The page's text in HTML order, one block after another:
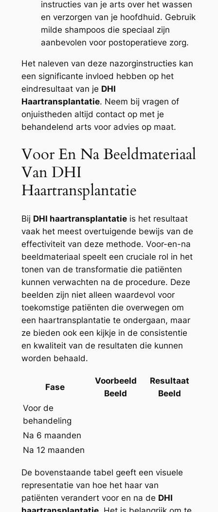
instructies van je arts over het wassen
en verzorgen van je hoofdhuid. Gebruik
milde shampoos die speciaal zijn
aanbevolen voor postoperatieve zorg.
Het naleven van deze nazorginstructies kan
een significante invloed hebben op het
eindresultaat van je DHI
Haartransplantatie. Neem bij vragen of
onjuistheden altijd contact op met je
behandelend arts voor advies op maat.
Voor En Na Beeldmateriaal
Van DHI
Haartransplantatie
Bij DHI haartransplantatieis het resultaat
vaak het meest overtuigende bewijs van de
effectiviteit van deze methode. Voor-en-na
beeldmateriaal speelt een cruciale rol in het
tonen van de transformatie die patiënten
kunnen verwachten na de procedure. Deze
beelden zijn niet alleen waardevol voor
toekomstige patiënten die overwegen om
een haartransplantatie te ondergaan, maar
ze bieden ook een kijkje in de consistentie
en kwaliteit van de resultaten die kunnen
worden behaald.
Fase
Voorbeeld
Beeld
Resultaat
Beeld
Voor de
behandeling
Na 6 maanden
Na 12 maanden
De bovenstaande tabel geeft een visuele
representatie van hoe het haar van
patiënten verandert voor en na de DHI